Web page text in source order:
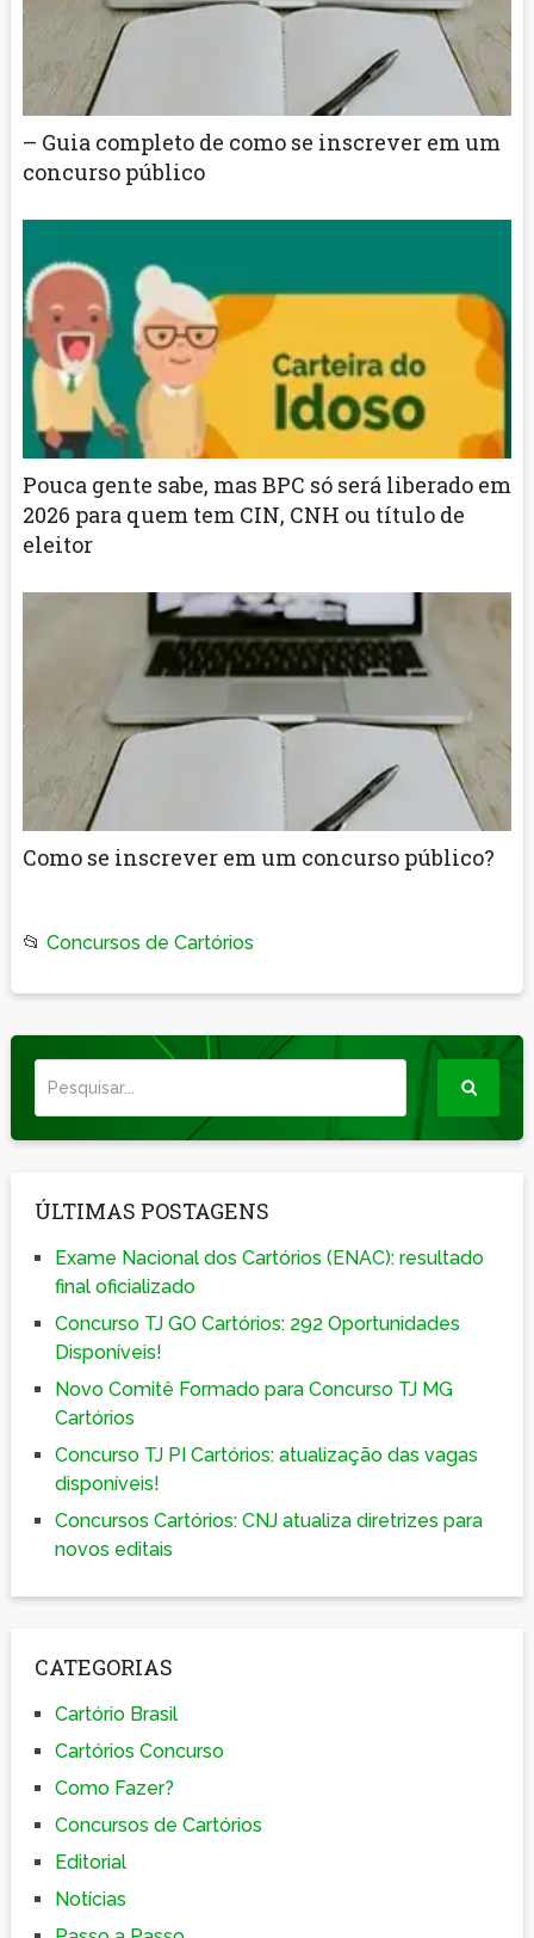
– Guia completo de como se inscrever em um
concurso público
Pouca gente sabe, mas BPC só será liberado em
2026 para quem tem CIN, CNH ou título de
eleitor
Como se inscrever em um concurso público?
📂 Concursos de Cartórios
ÚLTIMAS POSTAGENS
Exame Nacional dos Cartórios (ENAC): resultado
final oficializado
Concurso TJ GO Cartórios: 292 Oportunidades
Disponíveis!
Novo Comitê Formado para Concurso TJ MG
Cartórios
Concurso TJ PI Cartórios: atualização das vagas
disponíveis!
Concursos Cartórios: CNJ atualiza diretrizes para
novos editais
CATEGORIAS
Cartório Brasil
Cartórios Concurso
Como Fazer?
Concursos de Cartórios
Editorial
Notícias